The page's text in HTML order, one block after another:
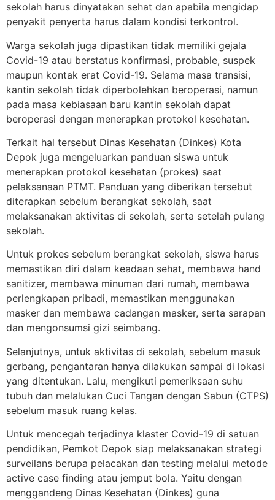
sekolah harus dinyatakan sehat dan apabila mengidap
penyakit penyerta harus dalam kondisi terkontrol.
Warga sekolah juga dipastikan tidak memiliki gejala
Covid-19 atau berstatus konfirmasi, probable, suspek
maupun kontak erat Covid-19. Selama masa transisi,
kantin sekolah tidak diperbolehkan beroperasi, namun
pada masa kebiasaan baru kantin sekolah dapat
beroperasi dengan menerapkan protokol kesehatan.
Terkait hal tersebut Dinas Kesehatan (Dinkes) Kota
Depok juga mengeluarkan panduan siswa untuk
menerapkan protokol kesehatan (prokes) saat
pelaksanaan PTMT. Panduan yang diberikan tersebut
diterapkan sebelum berangkat sekolah, saat
melaksanakan aktivitas di sekolah, serta setelah pulang
sekolah.
Untuk prokes sebelum berangkat sekolah, siswa harus
memastikan diri dalam keadaan sehat, membawa hand
sanitizer, membawa minuman dari rumah, membawa
perlengkapan pribadi, memastikan menggunakan
masker dan membawa cadangan masker, serta sarapan
dan mengonsumsi gizi seimbang.
Selanjutnya, untuk aktivitas di sekolah, sebelum masuk
gerbang, pengantaran hanya dilakukan sampai di lokasi
yang ditentukan. Lalu, mengikuti pemeriksaan suhu
tubuh dan melalukan Cuci Tangan dengan Sabun (CTPS)
sebelum masuk ruang kelas.
Untuk mencegah terjadinya klaster Covid-19 di satuan
pendidikan, Pemkot Depok siap melaksanakan strategi
surveilans berupa pelacakan dan testing melalui metode
active case finding atau jemput bola. Yaitu dengan
menggandeng Dinas Kesehatan (Dinkes) guna